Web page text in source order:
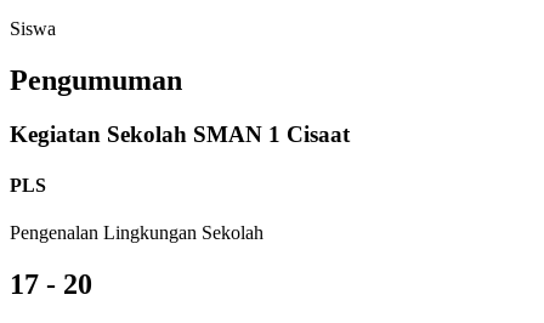
Siswa
Pengumuman
Kegiatan Sekolah SMAN 1 Cisaat
PLS
Pengenalan Lingkungan Sekolah
17 - 20